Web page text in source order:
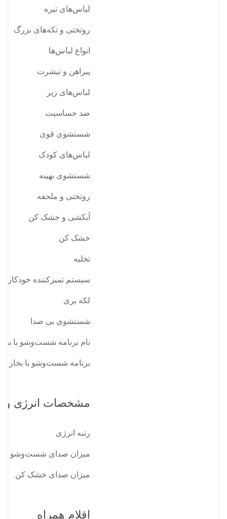
لباس‌های تیره
روتختی و تکه‌های بزرگ
انواع لباس‌ها
پیراهن و تیشرت
لباس‌های زیر
ضد حساسیت
شستشوی قوی
لباس‌های کودک
شستشوی بهینه
روتختی و ملحفه
آبکشی و خشک کن
خشک کن
تخلیه
سیستم تمیز‌کننده خودکار
لکه بری
شستشوی بی صدا
نام برنامه شست‌وشو با
برنامه شست‌وشو با بخار
مشخصات انرژی و
رتبه انرژی
میزان صدای شست‌وشو
میزان صدای خشک کن
اقلام همراه